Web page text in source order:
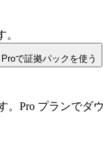
Proで証拠パックを使う
Pro プランでダ